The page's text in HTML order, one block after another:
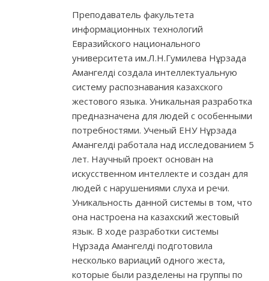
Преподаватель факультета
информационных технологий
Евразийского национального
университета им.Л.Н.Гумилева Нұрзада
Амангелді создала интеллектуальную
систему распознавания казахского
жестового языка. Уникальная разработка
предназначена для людей с особенными
потребностями. Ученый ЕНУ Нұрзада
Амангелді работала над исследованием 5
лет. Научный проект основан на
искусственном интеллекте и создан для
людей с нарушениями слуха и речи.
Уникальность данной системы в том, что
она настроена на казахский жестовый
язык. В ходе разработки системы
Нұрзада Амангелді подготовила
несколько вариаций одного жеста,
которые были разделены на группы по